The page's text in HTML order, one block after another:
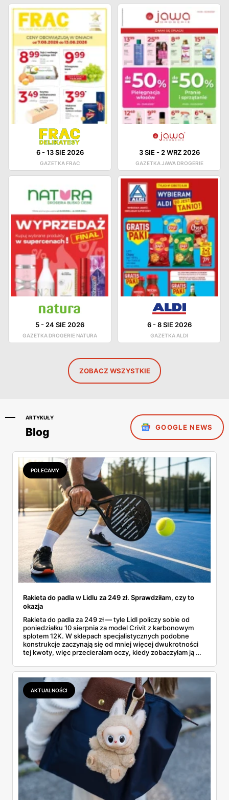
6-13 SIE 2026
GAZETKA FRAC
3 SIE-2 WRZ 2026
GAZETKA JAWA DROGERIE
5- 24 SIE 2026
GAZETKA DROGERIE NATURA
6-8 SIE 2026
GAZETKA ALDI
ZOBACZ WSZYSTKIE
ARTYKUŁY
Blog GOOGLE NEWS
POLECAMY
Rakieta do padla w Lidlu za 249 zł. Sprawdziłam, czy to
okazja
Rakieta do padla za 249 zł — tyle Lidl policzy sobie od
poniedziałku 10 sierpnia za model Crivit z karbonowym
splotem 12K. W sklepach specjalistycznych podobne
konstrukcje zaczynają się od mniej więcej dwukrotności
tej kwoty, więc przecierałam oczy, kiedy zobaczyłam ją w
najszybciej rosnący sport w Polsce: kortów przybywa
lawinowo, a chętnych jeszcze szybciej. Sprawdziłam, co
dokładnie dostajemy za te pieniądze i komu taka rakieta
faktycznie wystarczy.
AKTUALNOŚCI